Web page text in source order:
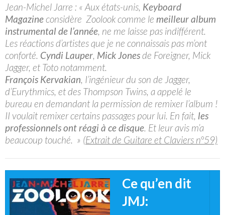
Jean-Michel Jarre : « Aux états-unis, Keyboard
Magazineconsidère Zoolook comme le meilleur album
instrumental de l’année, ne me laisse pas indifférent.
Les réactions d’artistes que je ne connaissais pas m’ont
conforté. Cyndi Lauper, Mick Jonesde Foreigner, Mick
Jagger, et Toto notamment.
François Kervakian, I’ingénieur du son de Jagger,
d’Eurythmics, et des Thompson Twins, a appelé le
bureau en demandant la permission de remixer I’album !
II voulait remixer certains passages pour lui. En fait, les
professionnels ont réagi à ce disque. Et leur avis m’a
beaucoup touché. » (Extrait de Guitare et Claviers n°59)
Ce qu’en dit
JMJ: